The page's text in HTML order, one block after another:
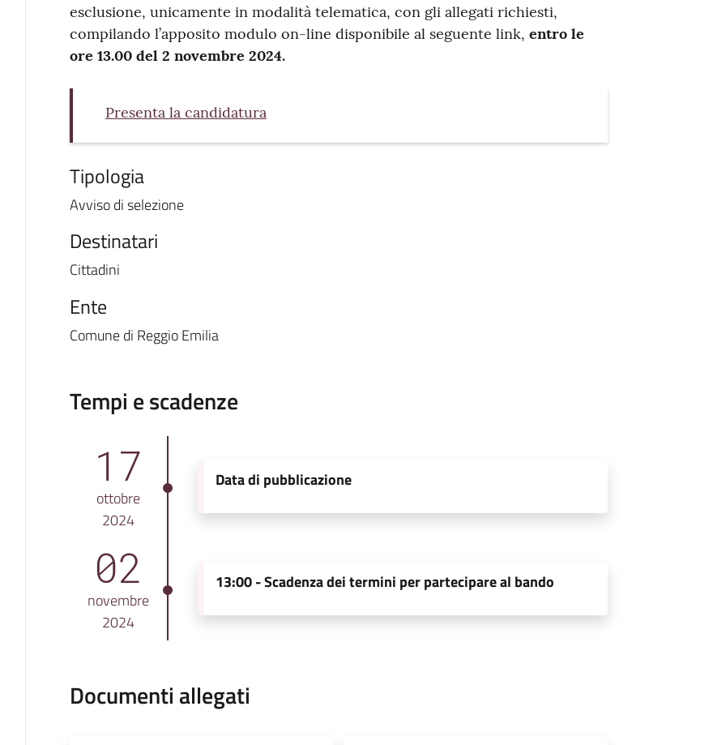
esclusione, unicamente in modalità telematica, con gli allegati richiesti,
compilando l’apposito modulo on-line disponibile al seguente link, entro le
ore 13.00 del 2 novembre 2024.
Presenta la candidatura
Tipologia
Avviso di selezione
Destinatari
Cittadini
Ente
Comune di Reggio Emilia
Tempi e scadenze
17
ottobre
2024
Data di pubblicazione
02
novembre
2024
13:00 -Scadenza dei termini per partecipare al bando
Documenti allegati